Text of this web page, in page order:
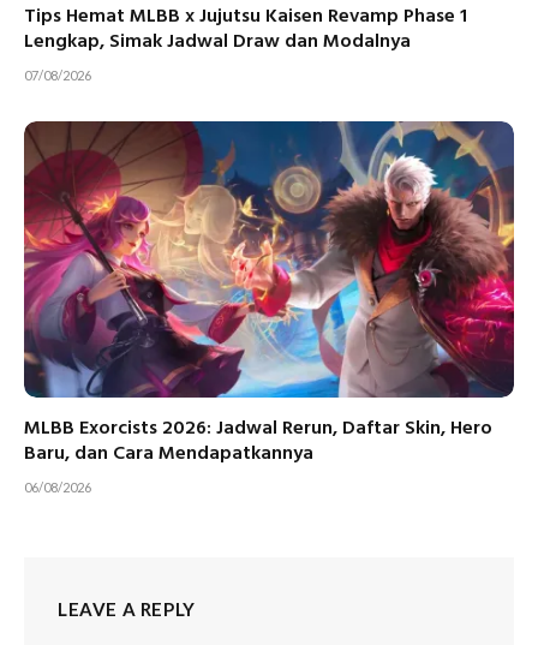
Tips Hemat MLBB x Jujutsu Kaisen Revamp Phase 1
Lengkap, Simak Jadwal Draw dan Modalnya
07/08/2026
MLBB Exorcists 2026: Jadwal Rerun, Daftar Skin, Hero
Baru, dan Cara Mendapatkannya
06/08/2026
LEAVE A REPLY